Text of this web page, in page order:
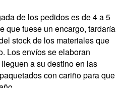
de los pedidos es de 4 a 5
que fuese un encargo, tardaría
stock de los materiales que
Los envíos se elaboran
a su destino en las
con cariño para que